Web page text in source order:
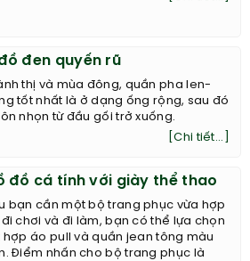
đen quyến rũ
thị và mùa đông, quần pha len-
tốt nhất là ở dạng ống rộng, sau đó
nhọn từ đầu gối trở xuống.
[Chi tiết...]
đồ cá tính với giày thể thao
bạn cần một bộ trang phục vừa hợp
chơi và đi làm, bạn có thể lựa chọn
hợp áo pull và quần jean tông màu
Điểm nhấn cho bộ trang phục là